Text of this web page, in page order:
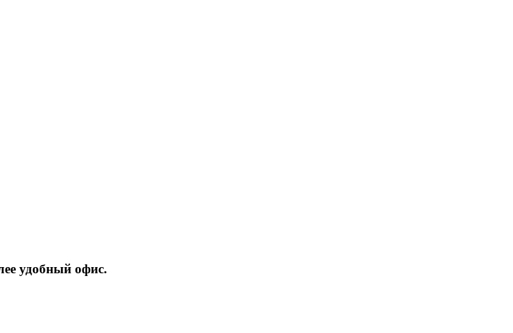
удобный офис.